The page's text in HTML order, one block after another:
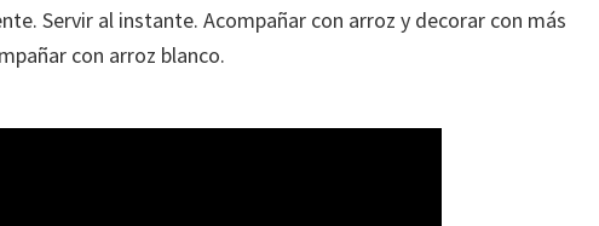
Servir al instante. Acompañar con arroz y decorar con más
con arroz blanco.